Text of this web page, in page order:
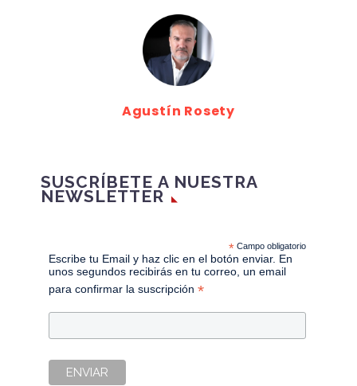
Agustín Rosety
SUSCRÍBETE A NUESTRA
NEWSLETTER
*Campo obligatorio
Escribe tu Email y haz clic en el botón enviar. En
unos segundos recibirás en tu correo, un email
para confirmar la suscripción*